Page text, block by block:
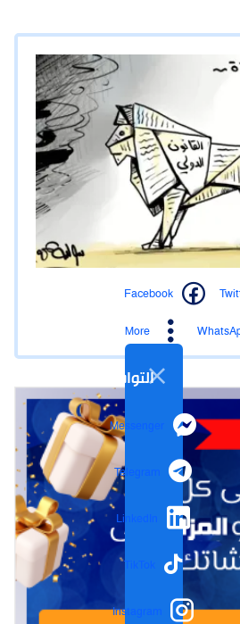
Facebook
More
التواصل الاجتماعي
Messenger
Telegram
LinkedIn
TikTok
Instagram